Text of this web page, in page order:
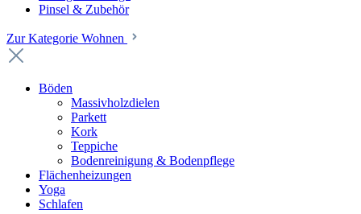
Pinsel & Zubehör
Zur Kategorie Wohnen
Böden
Massivholzdielen
Parkett
Kork
Teppiche
Bodenreinigung & Bodenpflege
Flächenheizungen
Yoga
Schlafen